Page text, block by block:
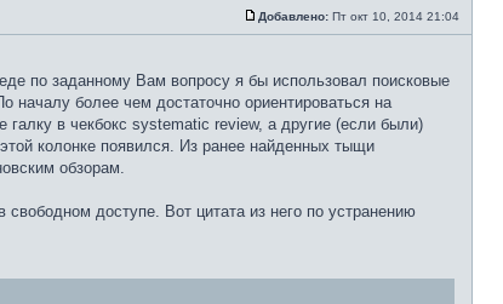
Добавлено: Пт окт 10, 2014 21:04
по заданному Вам вопросу я бы использовал поисковые
более чем достаточно ориентироваться на
в чекбокс systematic review, а другие (если были)
колонке появился. Из ранее найденных тыщи
обзорам.
доступе. Вот цитата из него по устранению